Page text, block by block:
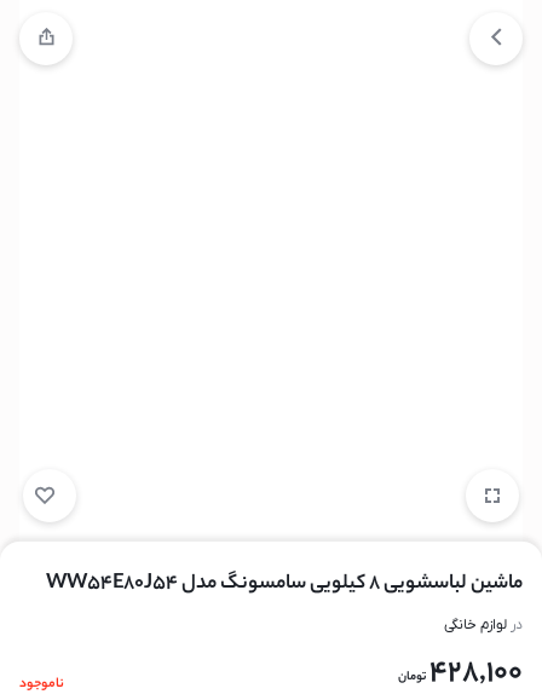
ماشین لباسشویی 8 کیلویی سامسونگ مدل WW54E80J54
در لوازم خانگی
428,100 تومان ناموجود